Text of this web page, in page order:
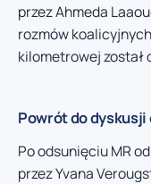
przez Ahmeda
rozmów
kilometrowej został
Powrót do
Po odsunięciu MR
przez Yvana